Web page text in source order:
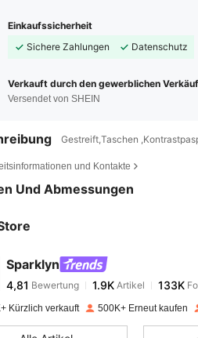
Einkaufssicherheit
Sichere Zahlungen
Datenschutz
Verkauft durch den gewerblichen
Versendet von SHEIN
Gestreift,Taschen
und Kontakte
Und Abmessungen
Sparklyn
4,81
4,81 Bewertung 1.9K
k***abezahltVor 1 Tag
Kürzlich verkauft 500K+ Erneut kaufen